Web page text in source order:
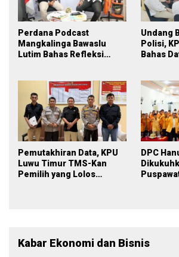
Perdana Podcast
Mangkalinga Bawaslu
Lutim Bahas Refleksi
Undang
Polisi,
Bahas
Pemutakhiran Data, KPU
Luwu Timur TMS-Kan
Pemilih yang Lolos
DPC
Kabar Ekonomi dan Bisnis